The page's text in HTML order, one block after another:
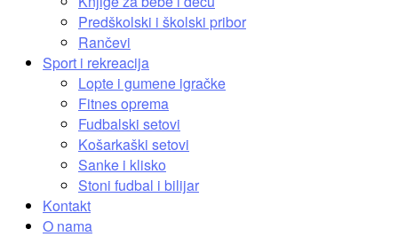
Predškolski i školski pribor
Rančevi
Sport i rekreacija
Lopte i gumene igračke
Fitnes oprema
Fudbalski setovi
Košarkaški setovi
Sanke i klisko
Stoni fudbal i bilijar
Kontakt
O nama